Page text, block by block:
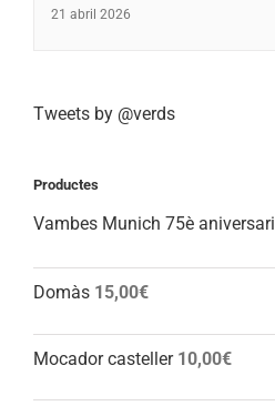
21 abril 2026
Tweets by @verds
Productes
Vambes Munich 75è aniversari
Domàs 15,00€
Mocador casteller 10,00€